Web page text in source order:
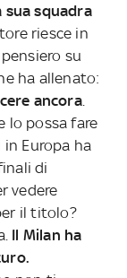
sua squadra
riesce in
su
ha allenato:
ancora.
lo possa fare
Europa ha
di
vedere
il titolo?
Il Milan ha